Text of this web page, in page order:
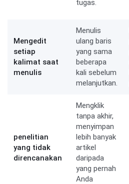
tugas.
Mengedit
setiap
kalimat saat
menulis
Menulis
ulang baris
yang sama
beberapa
kali sebelum
melanjutkan.
penelitian
yang tidak
direncanakan
Mengklik
tanpa akhir,
menyimpan
lebih banyak
artikel
daripada
yang pernah
Anda